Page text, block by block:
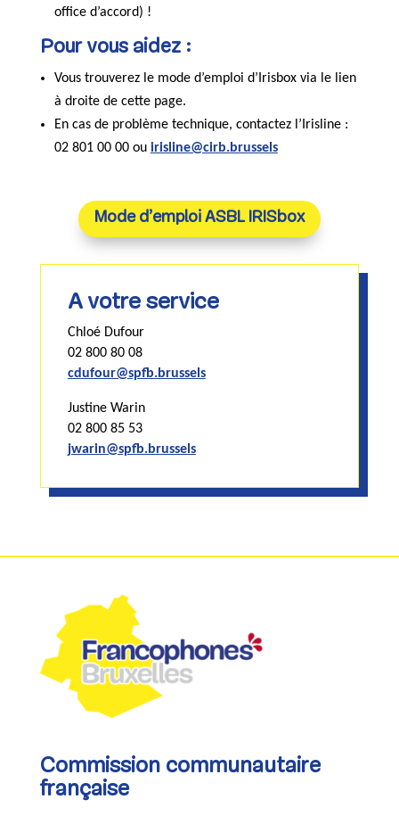
office d’accord) !
Pour vous aidez :
Vous trouverez le mode d’emploi d’Irisbox via le lien
à droite de cette page.
En cas de problème technique, contactez l’Irisline :
02 801 00 00 ou irisline@cirb.brussels
Mode d’emploi ASBL IRISbox
A votre service
Chloé Dufour
02 800 80 08
cdufour@spfb.brussels
Justine Warin
02 800 85 53
jwarin@spfb.brussels
Commission communautaire
française